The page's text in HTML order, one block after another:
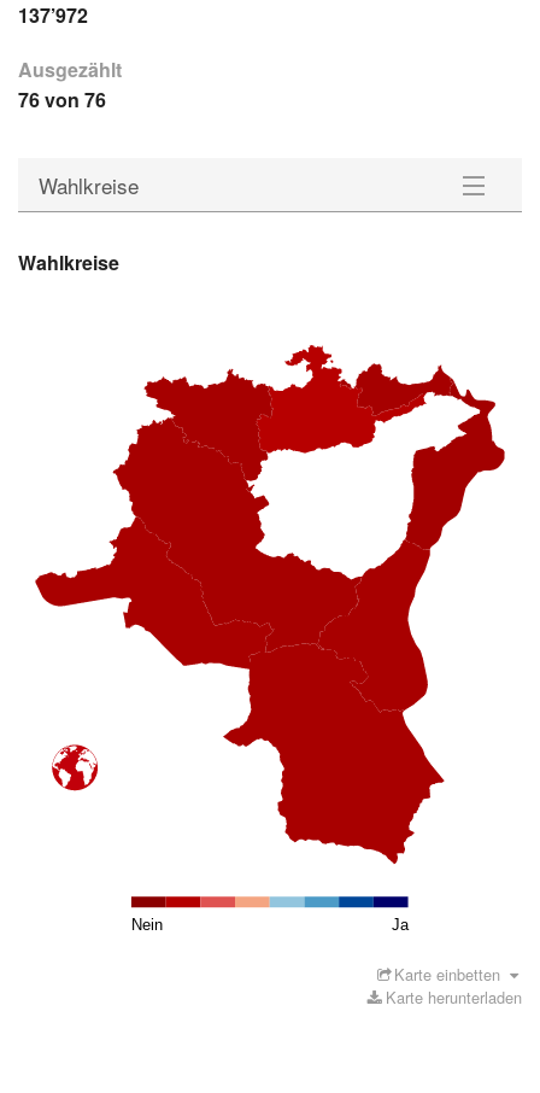
137’972
Ausgezählt
76 von 76
Wahlkreise
Downloads
Wahlkreise
Nein Ja
Karte einbetten
Karte herunterladen